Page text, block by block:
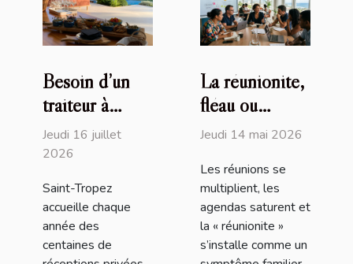
Besoin d’un
traiteur à
Saint-Tropez
(83) ? David
grand jeu !
Jeudi 16 juillet
2026
Saint-Tropez
accueille chaque
année des
centaines de
La réunionite,
fléau ou
opportunité
leadership
moderne
Jeudi 14 mai 2026
Les réunions se
multiplient, les
agendas saturent et
la « réunionite »
s’installe comme un